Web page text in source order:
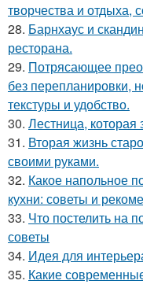
творчества и отдыха,
28. Барнхаус и
ресторана.
29. Потрясающее
без перепланировки,
текстуры и удобство.
30. Лестница, которая
31. Вторая жизнь
своими руками.
32. Какое напольное
кухни: советы и
33. Что постелить на
советы
34. Идея для
35. Какие